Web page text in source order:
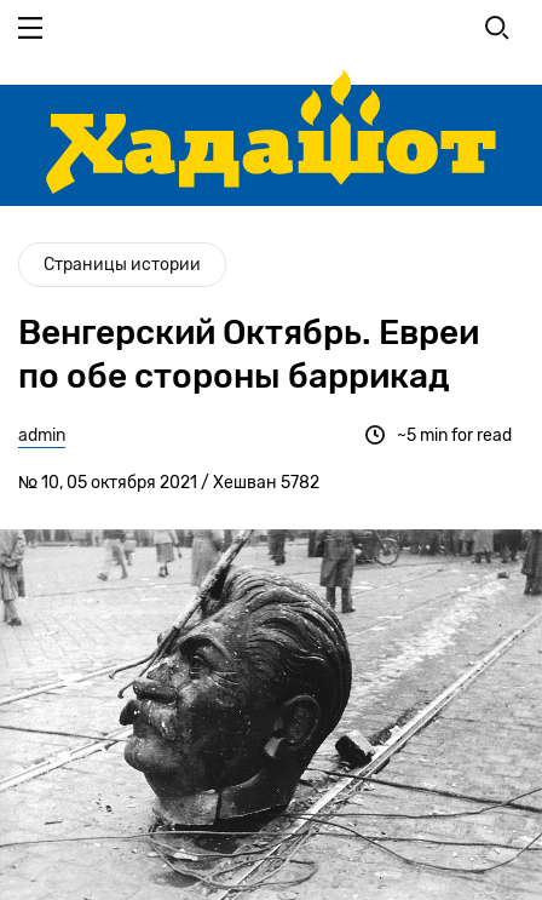
основному
Страницы истории
Венгерский Октябрь. Евреи
по обе стороны баррикад
admin
№ 10, 05 октября 2021 / Хешван 5782
~5 min for read